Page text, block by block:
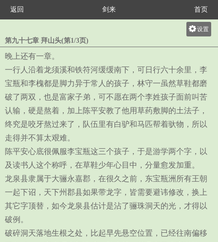
返回 剑来 首页
设置
中
小
第九十七章 拜山头(第1/3页)
晚上还有一章。
一行人沿着龙须溪和铁符河缓缓南下，可日行六十余里，李
宝瓶和李槐都是脚力异于常人的孩子，林守一虽然草鞋都磨
破了两双，也是富家子弟，可不愿在两个李姓孩子面前叫苦
认输，硬是熬着，加上陈平安教了他用草药敷脚的土法子，
终究是咬牙熬过来了，队伍里有白驴和马匹帮着驮物，所以
走得并不算太艰难。
陈平安心底很佩服李宝瓶这三个孩子，于是游学两个字，以
及读书人这个称呼，在草鞋少年心目中，分量愈发加重。
龙泉县隶属于大骊永嘉郡，在很久之前，东宝瓶洲所有王朝
一起下诏，天下州郡县如果带龙字，皆需要避讳修改，换上
其它字顶替，如今龙泉县估计是沾了骊珠洞天的光，才得以
破例。
破碎洞天落地生根之处，比起早先悬空位置，已经往南偏移